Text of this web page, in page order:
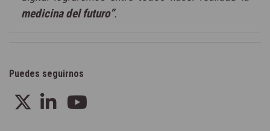
medicina del futuro”.
Puedes seguirnos